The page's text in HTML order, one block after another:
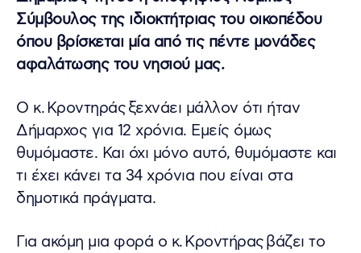
Σύμβουλος της ιδιοκτήτριας του οικοπέδου
όπου βρίσκεται μία από τις πέντε μονάδες
αφαλάτωσης του νησιού μας.
Ο κ. Κροντηράς ξεχνάει μάλλον ότι ήταν
Δήμαρχος για 12 χρόνια. Εμείς όμως
θυμόμαστε. Και όχι μόνο αυτό, θυμόμαστε και
τι έχει κάνει τα 34 χρόνια που είναι στα
δημοτικά πράγματα.
Για ακόμη μια φορά ο κ. Κροντήρας βάζει το